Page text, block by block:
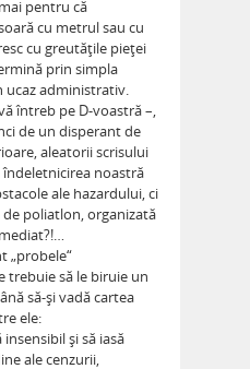
pentru că
cu metrul sau cu
cu greutăţile pieţei
prin simpla
ucaz administrativ.
întreb pe D-voastră –,
de un disperant de
aleatorii scrisului
noastră
ale hazardului, ci
poliatlon, organizată
„probele“
trebuie să le biruie un
să-şi vadă cartea
ele:
şi să iasă
ale cenzurii,